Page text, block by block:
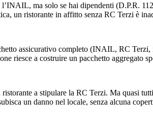
ma solo se hai dipendenti (D.P.R.
un ristorante in affitto senza RC Terzi è
assicurativo completo (INAIL, RC
riesce a costruire un pacchetto aggregato
a stipulare la RC Terzi. Ma quasi
un danno nel locale, senza alcuna